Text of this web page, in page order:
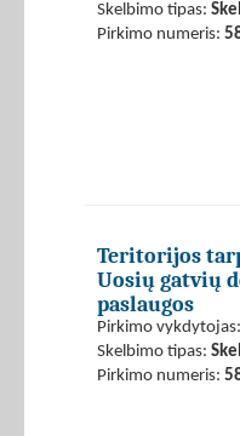
Skelbimo tipas:
Pirkimo numeris:
Teritorijos
Uosių gatvių
paslaugos
Pirkimo vykdytojas:
Skelbimo tipas:
Pirkimo numeris: